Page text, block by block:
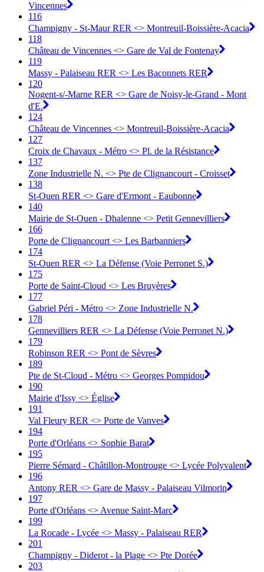
Vincennes
116
Champigny - St-Maur RER <> Montreuil-Boissière-Acacia
118
Château de Vincennes <> Gare de Val de Fontenay
119
Massy - Palaiseau RER <> Les Baconnets RER
120
Nogent-s/-Marne RER <> Gare de Noisy-le-Grand - Mont
d'E.
124
Château de Vincennes <> Montreuil-Boissière-Acacia
127
Croix de Chavaux - Métro <> Pl. de la Résistance
137
Zone Industrielle N. <> Pte de Clignancourt - Croisset
138
St-Ouen RER <> Gare d'Ermont - Eaubonne
140
Mairie de St-Ouen - Dhalenne <> Petit Gennevilliers
166
Porte de Clignancourt <> Les Barbanniers
174
St-Ouen RER <> La Défense (Voie Perronet S.)
175
Porte de Saint-Cloud <> Les Bruyères
177
Gabriel Péri - Métro <> Zone Industrielle N.
178
Gennevilliers RER <> La Défense (Voie Perronet N.)
179
Robinson RER <> Pont de Sèvres
189
Pte de St-Cloud - Métro <> Georges Pompidou
190
Mairie d'Issy <> Église
191
Val Fleury RER <> Porte de Vanves
194
Porte d'Orléans <> Sophie Barat
195
Pierre Sémard - Châtillon-Montrouge <> Lycée Polyvalent
196
Antony RER <> Gare de Massy - Palaiseau Vilmorin
197
Porte d'Orléans <> Avenue Saint-Marc
199
La Rocade - Lycée <> Massy - Palaiseau RER
201
Champigny - Diderot - la Plage <> Pte Dorée
203